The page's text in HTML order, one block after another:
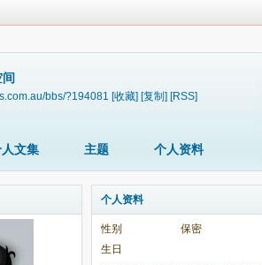
bbs/?194081 [收藏] [复制] [RSS]
文集 主题 个人资料
个人资料
性别
保密
生日